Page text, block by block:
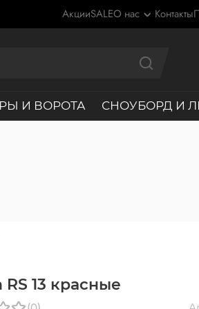
АкцииSALEО нас Контакты
И ВОРОТА СНОУБОРД И
RS 13 красные